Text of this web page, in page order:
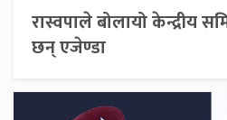
रास्वपाले बोलायो केन्द्रीय
छन् एजेण्डा